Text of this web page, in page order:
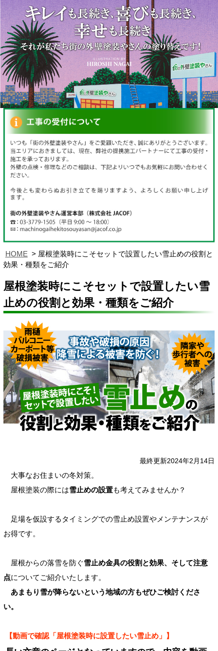
HOME
屋根塗装時にこそセットで設置したい雪止めの役割と
効果・種類をご紹介
屋根塗装時にこそセットで設置したい雪
止めの役割と効果・種類をご紹介
最終更新2024年2月14日
大事なお住まいの冬対策。
屋根塗装の際には雪止めの設置も考えてみませんか？
足場を仮設するタイミングでの雪止め設置やメンテナンスが
お得です。
屋根からの落雪を防ぐ雪止め金具の役割と効果、そして注意
点についてご紹介いたします。
あまもり雪が降らないという地域の方もぜひご検討くださ
い。
【動画で確認「屋根塗装時に設置したい雪止め」】